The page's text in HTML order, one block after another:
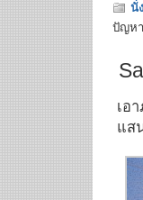
นั่
ปัญห
เอ
แส